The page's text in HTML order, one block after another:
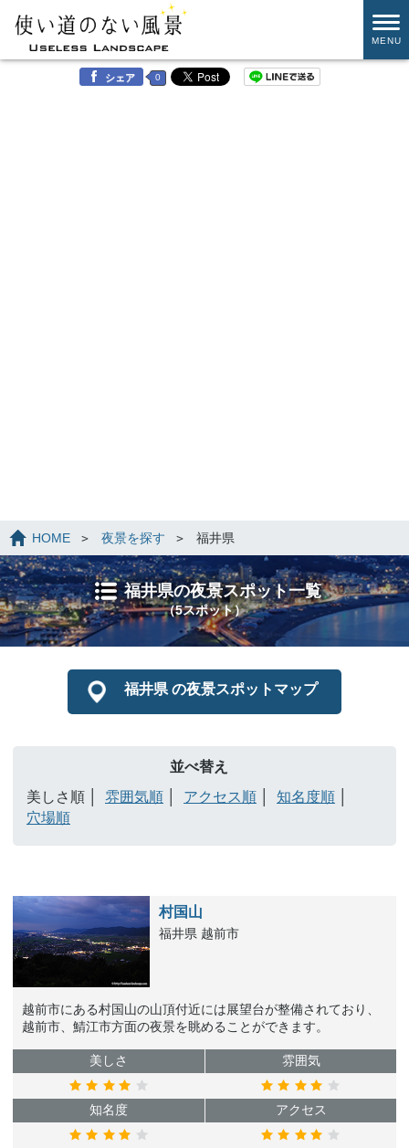
MENU
シェア 0
HOME 夜景を探す 福井県
福井県の夜景スポット一覧
（5スポット）
福井県 の夜景スポットマップ
並べ替え
美しさ順
雰囲気順 アクセス順
知名度順
穴場順
村国山
福井県 越前市
越前市にある村国山の山頂付近には展望台が整備されており、
越前市、鯖江市方面の夜景を眺めることができます。
美しさ 雰囲気
知名度 アクセス